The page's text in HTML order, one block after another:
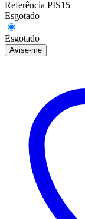
Referência PIS15
Esgotado
Esgotado
Avise-me